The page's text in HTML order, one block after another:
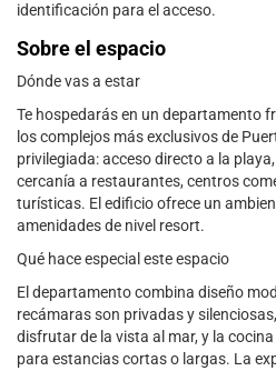
identificación para el acceso.
Sobre el espacio
Dónde vas a estar
Te hospedarás en un departamento
los complejos más exclusivos de
privilegiada: acceso directo a la
cercanía a restaurantes, centros
turísticas. El edificio ofrece un
amenidades de nivel resort.
Qué hace especial este espacio
El departamento combina diseño
recámaras son privadas y
disfrutar de la vista al mar, y la
para estancias cortas o largas. La